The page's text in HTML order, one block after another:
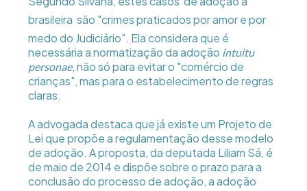
brasileira  são "crimes praticados por amor e por
medo do Judiciário". Ela considera que é
necessária a normatização da adoção intuitu
personae, não só para evitar o "comércio de
crianças", mas para o estabelecimento de regras
claras.
A advogada destaca que já existe um Projeto de
Lei que propõe a regulamentação desse modelo
de adoção. A proposta, da deputada Liliam Sá, é
de maio de 2014 e dispõe sobre o prazo para a
conclusão do processo de adoção, a adoção